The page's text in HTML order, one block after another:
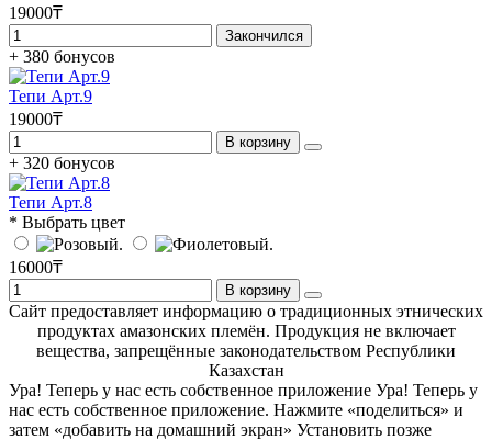
19000₸
Закончился
+ 380 бонусов
Тепи Арт.9
19000₸
В корзину
+ 320 бонусов
Тепи Арт.8
* Выбрать цвет
16000₸
В корзину
Сайт предоставляет информацию о традиционных этнических
продуктах амазонских племён. Продукция не включает
вещества, запрещённые законодательством Республики
Казахстан
Ура! Теперь у нас есть собственное приложение Ура! Теперь у
нас есть собственное приложение. Нажмите «поделиться» и
затем «добавить на домашний экран» Установить позже